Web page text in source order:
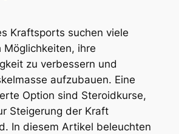
Kraftsports suchen viele
Möglichkeiten, ihre
zu verbessern und
aufzubauen. Eine
Option sind Steroidkurse,
Steigerung der Kraft
In diesem Artikel beleuchten